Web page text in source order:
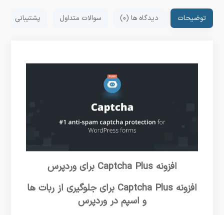
توضیحات دیدگاه ها (0) سوالات متداول پشتیبانی
افزونه Captcha Plus برای وردپرس
افزونه Captcha Plus برای جلوگیری از ربات ها
و اسپم در وردپرس